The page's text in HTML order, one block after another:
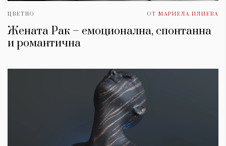
ЦВЕТНО ОТ МАРИЕЛА ИЛИЕВА
Жената Рак – емоционална, спонтанна
и романтична